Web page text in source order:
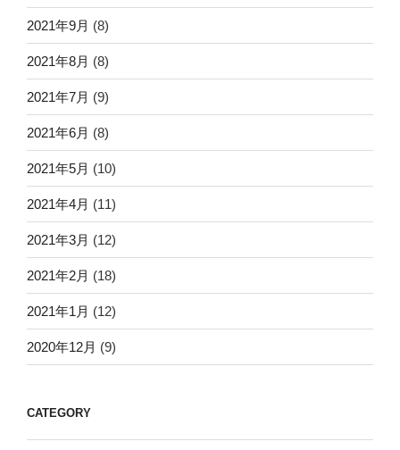
2021年9月 (8)
2021年8月 (8)
2021年7月 (9)
2021年6月 (8)
2021年5月 (10)
2021年4月 (11)
2021年3月 (12)
2021年2月 (18)
2021年1月 (12)
2020年12月 (9)
CATEGORY